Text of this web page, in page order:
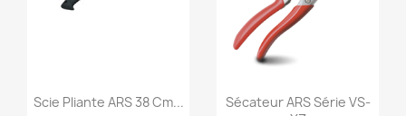
Aperçu rapide
Scie Pliante ARS 38 Cm... Aperçu rapide
Sécateur ARS Série VS-